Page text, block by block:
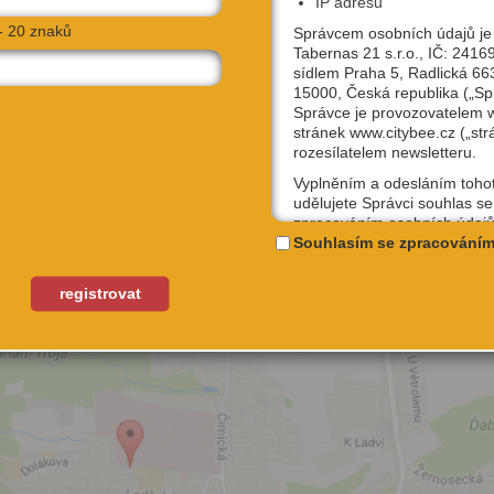
20 znaků
registrovat
Správcem osobních údajů
Tabernas 21 s.r.o., IČ:
sídlem Praha 5, Radlická
15000, Česká republika
Správce je provozovatelem
stránek www.citybee.cz
rozesílatelem newsletteru.
Vyplněním a odesláním
udělujete Správci souhlas se
zpracováním osobních
uživatelské jméno, email, IP
na webu www.citybee.cz.
Registrace uživatelského
Zaškrtnutím políčka „Chci se
jako uživatel“ nebo „Chci
své firmě“ udělujete souhlas
Souhlasím se